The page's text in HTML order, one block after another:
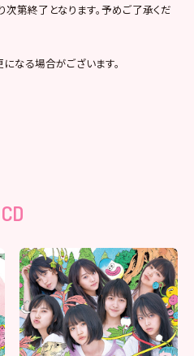
第終了となります。予めご了承くだ
なる場合がございます。
CD